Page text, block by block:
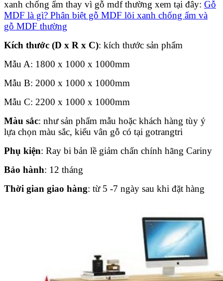
xanh chống ẩm thay vì gỗ mdf thường xem tại đây: Gỗ
MDF là gì? Phân biệt gỗ MDF lõi xanh chống ẩm và
gỗ MDF thường
Kích thước (D x R x C): kích thước sản phẩm
Mẫu A: 1800 x 1000 x 1000mm
Mẫu B: 2000 x 1000 x 1000mm
Mẫu C: 2200 x 1000 x 1000mm
Màu sắc: như sản phẩm mẫu hoặc khách hàng tùy ý
lựa chọn màu sắc, kiểu vân gỗ có tại gotrangtri
Phụ kiện: Ray bi bản lề giảm chấn chính hãng Cariny
Bảo hành: 12 tháng
Thời gian giao hàng: từ 5 -7 ngày sau khi đặt hàng